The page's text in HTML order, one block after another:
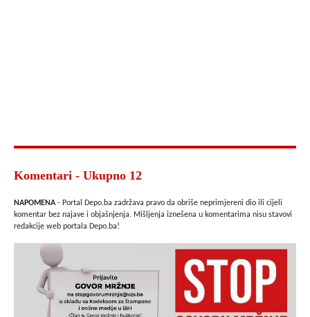
Komentari - Ukupno 12
NAPOMENA - Portal Depo.ba zadržava pravo da obriše neprimjereni dio ili cijeli
komentar bez najave i objašnjenja. Mišljenja iznešena u komentarima nisu stavovi
redakcije web portala Depo.ba!